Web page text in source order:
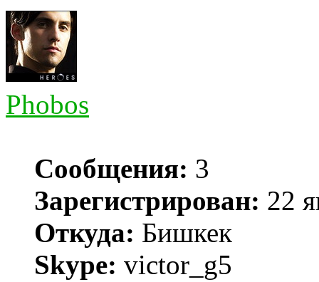
Phobos
Сообщения: 3
Зарегистрирован: 22
Откуда: Бишкек
Skype: victor_g5